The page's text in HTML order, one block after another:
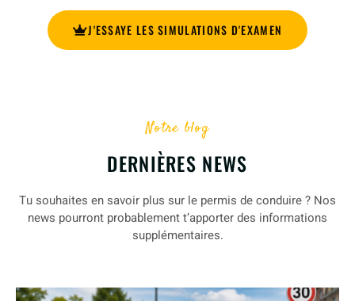
J'ESSAYE LES SIMULATIONS D'EXAMEN
Notre blog
DERNIÈRES NEWS
Tu souhaites en savoir plus sur le permis de conduire ? Nos
news pourront probablement t’apporter des informations
supplémentaires.